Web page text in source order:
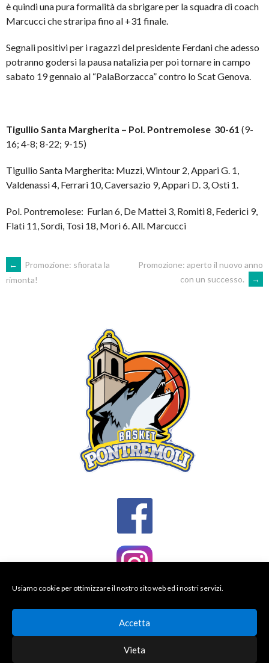
Usiamo cookie per ottimizzare il nostro sito web ed i nostri servizi.
Accetta
Vieta
è quindi una pura formalità da sbrigare per la squadra di coach
Marcucci che straripa fino al +31 finale.
Segnali positivi per i ragazzi del presidente Ferdani che adesso
potranno godersi la pausa natalizia per poi tornare in campo
sabato 19 gennaio al “PalaBorzacca” contro lo Scat Genova.
Tigullio Santa Margherita – Pol. Pontremolese 30-61 (9-
16; 4-8; 8-22; 9-15)
Tigullio Santa Margherita: Muzzi, Wintour 2, Appari G. 1,
Valdenassi 4, Ferrari 10, Caversazio 9, Appari D. 3, Osti 1.
Pol. Pontremolese: Furlan 6, De Mattei 3, Romiti 8, Federici 9,
Flati 11, Sordi, Tosi 18, Mori 6. All. Marcucci
POST
←
Promozione: sfiorata la
rimonta!
Promozione: aperto il nuovo anno
con un successo.
→